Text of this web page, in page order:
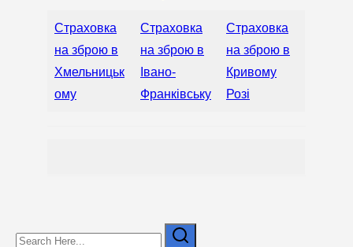
Страховка
на зброю в
Хмельницьк
ому
Страховка
на зброю в
Івано-
Франківську
Страховка
на зброю в
Кривому
Розі
Search